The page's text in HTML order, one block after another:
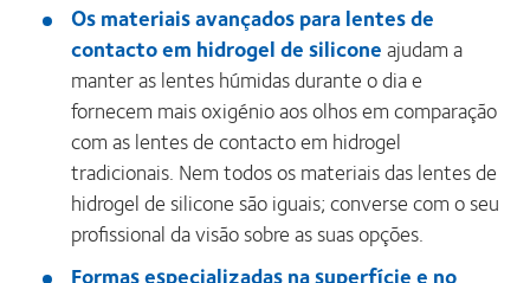
Os materiais avançados para lentes de
contacto em hidrogel de siliconeajudam a
manter as lentes húmidas durante o dia e
fornecem mais oxigénio aos olhos em comparação
com as lentes de contacto em hidrogel
tradicionais. Nem todos os materiais das lentes de
hidrogel de silicone são iguais; converse com o seu
profissional da visão sobre as suas opções.
Formas especializadas na superfície e no